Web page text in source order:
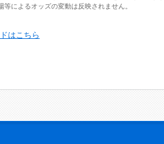
等によるオッズの変動は反映されません。
はこちら